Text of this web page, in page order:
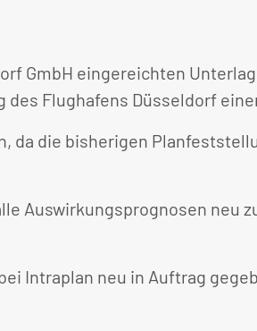
GmbH eingereichten
Flughafens Düsseldorf
da die bisherigen
Auswirkungsprognosen neu
Intraplan neu in Auftrag